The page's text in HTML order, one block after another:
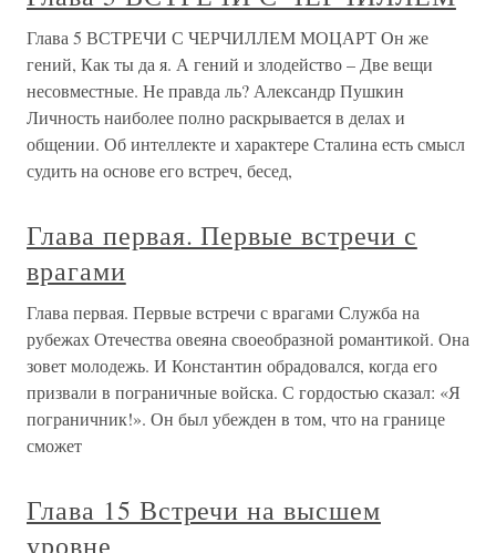
Глава 5 ВСТРЕЧИ С ЧЕРЧИЛЛЕМ МОЦАРТ Он же
гений, Как ты да я. А гений и злодейство – Две вещи
несовместные. Не правда ль? Александр Пушкин
Личность наиболее полно раскрывается в делах и
общении. Об интеллекте и характере Сталина есть смысл
судить на основе его встреч, бесед,
Глава первая. Первые встречи с
врагами
Глава первая. Первые встречи с врагами Служба на
рубежах Отечества овеяна своеобразной романтикой. Она
зовет молодежь. И Константин обрадовался, когда его
призвали в пограничные войска. С гордостью сказал: «Я
пограничник!». Он был убежден в том, что на границе
сможет
Глава 15 Встречи на высшем
уровне